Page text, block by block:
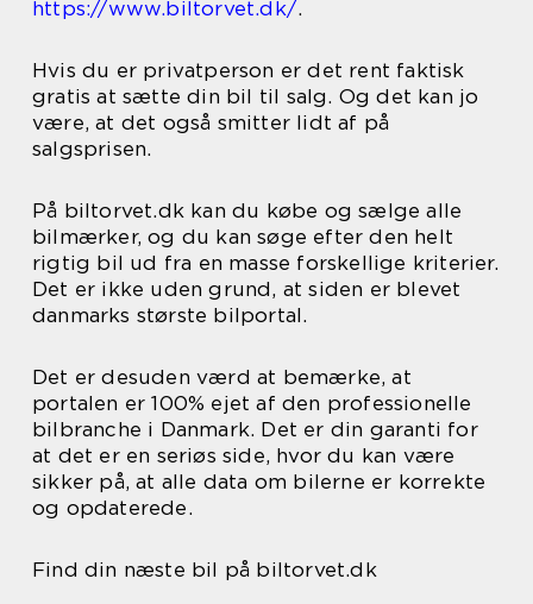
https://www.biltorvet.dk/.
Hvis du er privatperson er det rent faktisk
gratis at sætte din bil til salg. Og det kan jo
være, at det også smitter lidt af på
salgsprisen.
På biltorvet.dk kan du købe og sælge alle
bilmærker, og du kan søge efter den helt
rigtig bil ud fra en masse forskellige kriterier.
Det er ikke uden grund, at siden er blevet
danmarks største bilportal.
Det er desuden værd at bemærke, at
portalen er 100% ejet af den professionelle
bilbranche i Danmark. Det er din garanti for
at det er en seriøs side, hvor du kan være
sikker på, at alle data om bilerne er korrekte
og opdaterede.
Find din næste bil på biltorvet.dk